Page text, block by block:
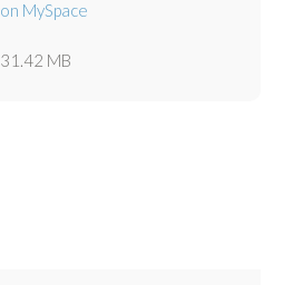
31.42 MB